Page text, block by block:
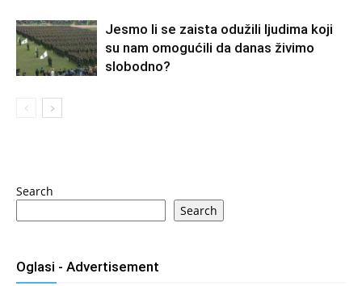
Jesmo li se zaista odužili ljudima koji
su nam omogućili da danas živimo
slobodno?
Search
Search
Oglasi - Advertisement